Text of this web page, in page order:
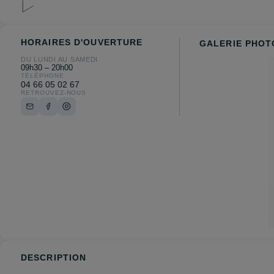
HORAIRES D'OUVERTURE
DU LUNDI AU SAMEDI
09h30 – 20h00
TÉLÉPHONE
04 66 05 02 67
RETROUVEZ-NOUS
GALERIE
DESCRIPTION